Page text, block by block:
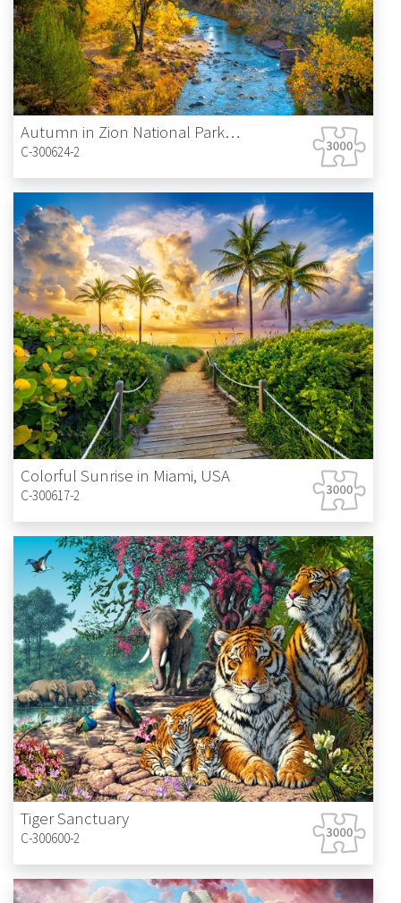
Autumn in Zion National Park, USA
C-300624-2
Colorful Sunrise in Miami, USA
C-300617-2
Tiger Sanctuary
C-300600-2